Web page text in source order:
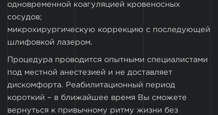
одновременной коагуляцией кровеносных
сосудов;
микрохирургическую коррекцию с последующей
шлифовкой лазером.
Процедура проводится опытными специалистами
под местной анестезией и не доставляет
дискомфорта. Реабилитационный период
короткий – в ближайшее время Вы сможете
вернуться к привычному ритму жизни без